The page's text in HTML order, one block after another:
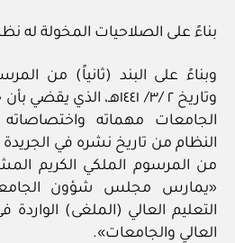
بناءً على الصلاحيات المخولة له
وتاريخ ٢ /٣/ ١٤٤١هـ،
الجامعات مهماته
النظام من تاريخ نشره في الجريدة
من المرسوم الملكي الكريم
«يمارس مجلس شؤون
التعليم العالي (الملغى)
العالي والجامعات».